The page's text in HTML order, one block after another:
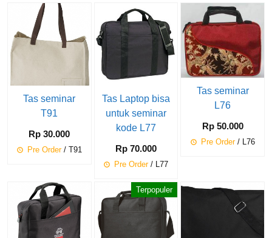
Tas seminar
T91
Rp 30.000
Pre Order/ T91
Tas Laptop bisa
untuk seminar
kode L77
Rp 70.000
Pre Order/ L77
Tas seminar
L76
Rp 50.000
Pre Order/ L76
Terpopuler